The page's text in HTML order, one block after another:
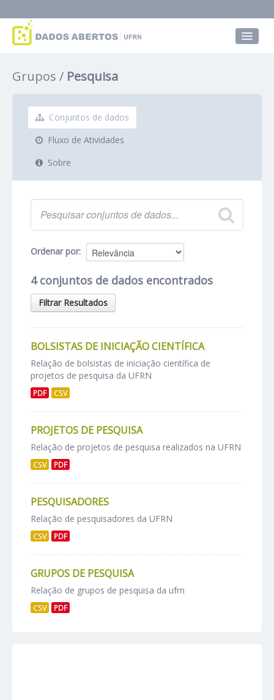
Grupos
Sobre
Grupos Pesquisa
Conjuntos de dados
Fluxo de Atividades
Sobre
Ordenar por
4 conjuntos de dados encontrados
Filtrar Resultados
BOLSISTAS DE INICIAÇÃO CIENTÍFICA
Relação de bolsistas de iniciação científica de
projetos de pesquisa da UFRN
PDF CSV
PROJETOS DE PESQUISA
Relação de projetos de pesquisa realizados na UFRN
CSV PDF
PESQUISADORES
Relação de pesquisadores da UFRN
CSV PDF
GRUPOS DE PESQUISA
Relação de grupos de pesquisa da ufrn
CSV PDF